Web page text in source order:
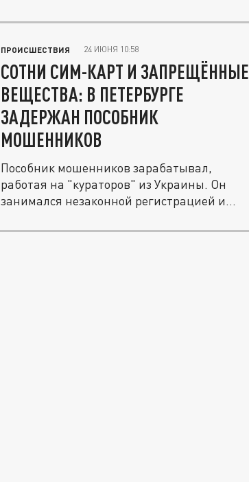
ПРОИСШЕСТВИЯ 24 ИЮНЯ 10:58
СОТНИ СИМ-КАРТ И ЗАПРЕЩЁННЫЕ
ВЕЩЕСТВА: В ПЕТЕРБУРГЕ
ЗАДЕРЖАН ПОСОБНИК
МОШЕННИКОВ
Пособник мошенников зарабатывал,
работая на "кураторов" из Украины. Он
занимался незаконной регистрацией и...